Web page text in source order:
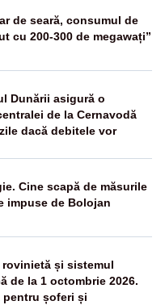
de seară, consumul de
cu 200-300 de megawați”
Dunării asigură o
de la Cernavodă
dacă debitele vor
Cine scapă de măsurile
impuse de Bolojan
și sistemul
de la 1 octombrie 2026.
pentru șoferi și